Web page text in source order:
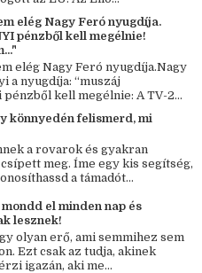
elég Nagy Feró nyugdíja.
pénzből kell megélnie!
elég Nagy Feró nyugdíja.Nagy
a nyugdíja: “muszáj
pénzből kell megélnie: A TV-2...
könnyedén felismerd, mi
a rovarok és gyakran
meg. Íme egy kis segítség,
a támadót...
el minden nap és
lesznek!
olyan erő, ami semmihez sem
Ezt csak az tudja, akinek
igazán, aki me...